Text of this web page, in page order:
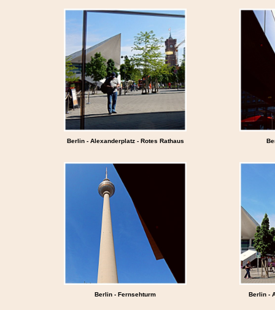
Berlin - Alexanderplatz - Rotes Rathaus
Berlin - Fernsehturm Berlin -